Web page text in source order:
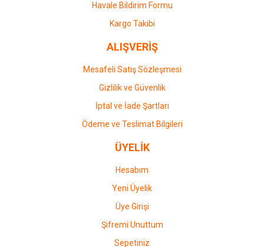
Havale Bildirim Formu
Kargo Takibi
ALIŞVERİŞ
Mesafeli Satış Sözleşmesi
Gizlilik ve Güvenlik
İptal ve İade Şartları
Ödeme ve Teslimat Bilgileri
ÜYELİK
Hesabım
Yeni Üyelik
Üye Girişi
Şifremi Unuttum
Sepetiniz